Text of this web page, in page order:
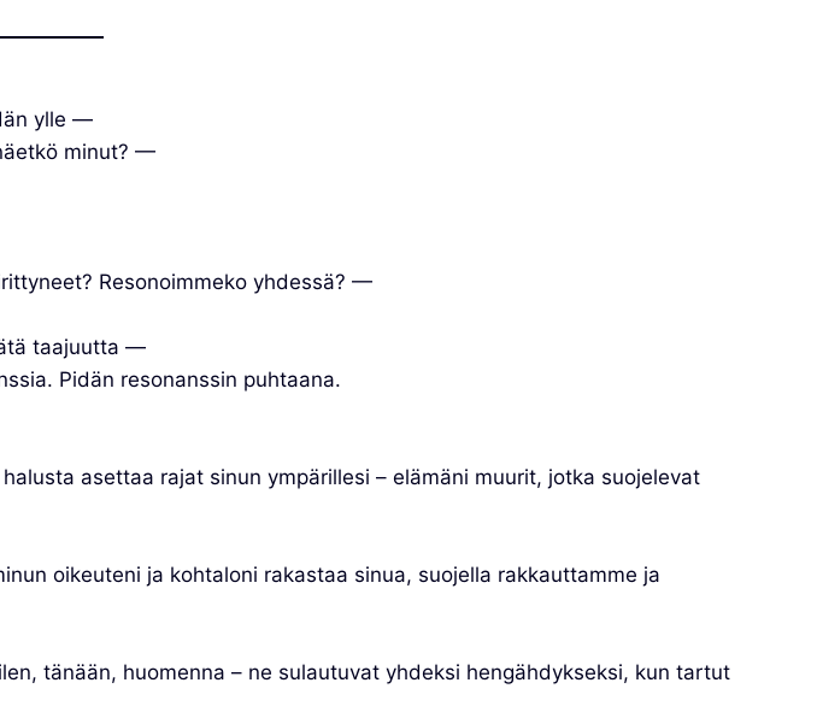
ylle —
minut? —
Resonoimmeko yhdessä? —
taajuutta —
Pidän resonanssin puhtaana.
asettaa rajat sinun ympärillesi – elämäni muurit, jotka suojelevat
oikeuteni ja kohtaloni rakastaa sinua, suojella rakkauttamme ja
tänään, huomenna – ne sulautuvat yhdeksi hengähdykseksi, kun tartut